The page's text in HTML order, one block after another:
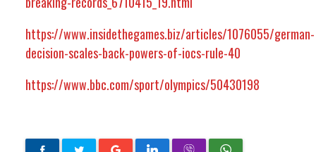
https://www.insidethegames.biz/articles/1076055/german-
decision-scales-back-powers-of-iocs-rule-40
https://www.bbc.com/sport/olympics/50430198